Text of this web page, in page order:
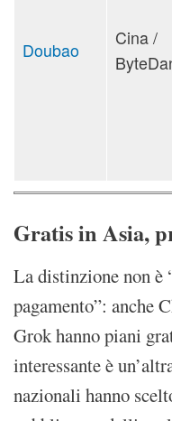
Doubao
Cina /
Gratis in Asia,
La distinzione non è
pagamento”: anche
Grok hanno piani
interessante è
nazionali hanno